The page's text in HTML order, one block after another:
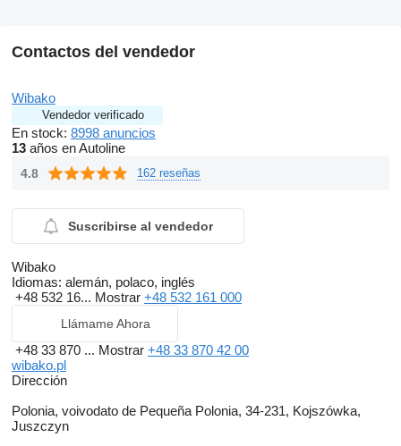
Contactos del vendedor
Wibako
Vendedor verificado
En stock: 8998 anuncios
13 años en Autoline
4.8 162 reseñas
Suscribirse al vendedor
Wibako
Idiomas: alemán, polaco, inglés
+48 532 16... Mostrar +48 532 161 000
Llámame Ahora
+48 33 870 ... Mostrar +48 33 870 42 00
wibako.pl
Dirección
Polonia, voivodato de Pequeña Polonia, 34-231, Kojszówka,
Juszczyn